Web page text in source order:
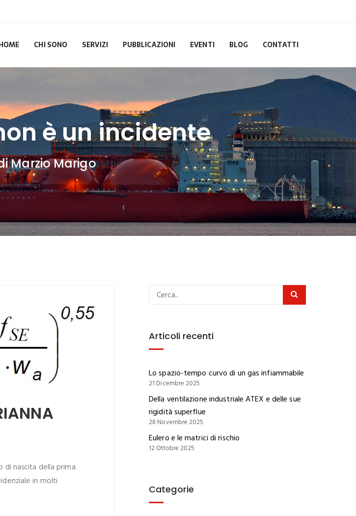
CHI SONO SERVIZI PUBBLICAZIONI EVENTI BLOG CONTATTI
è un incidente
Marzio Marigo
di nascita della prima
in molti
Articoli recenti
Lo spazio-tempo curvo di un gas infiammabile
21 Dicembre 2025
Della ventilazione industriale ATEX e delle sue
rigidità superflue
28 Novembre 2025
Eulero e le matrici di rischio
12 Ottobre 2025
Categorie